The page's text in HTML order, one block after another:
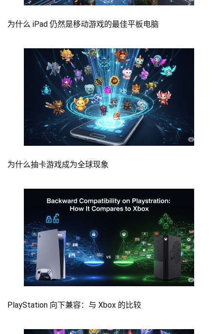
为什么 iPad 仍然是移动游戏的最佳平板电脑
为什么抽卡游戏成为全球现象
PlayStation 向下兼容：与 Xbox 的比较